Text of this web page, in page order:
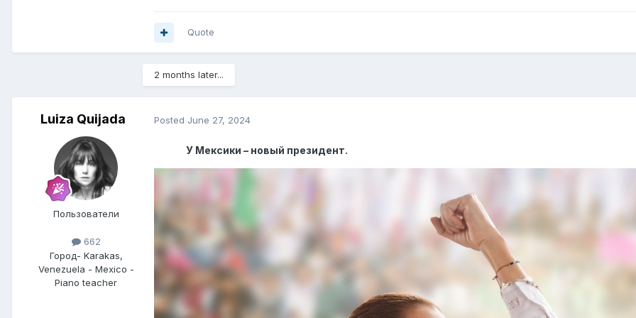
Quote
2 months later...
Luiza Quijada
Пользователи
662
Город- Karakas,
Venezuela - Mexico -
Piano teacher
Posted June 27, 2024
У Мексики – новый президент.